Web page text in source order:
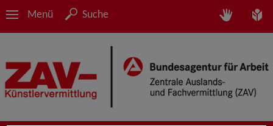
Menü Suche